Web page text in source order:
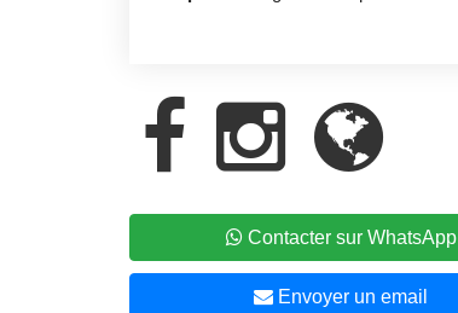
Contacter sur WhatsApp
Envoyer un email